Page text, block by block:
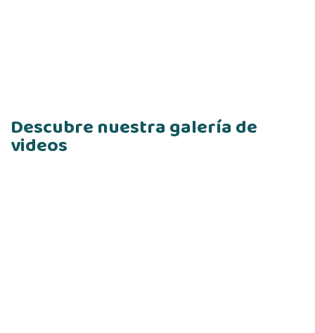
Descubre nuestra galería de
videos